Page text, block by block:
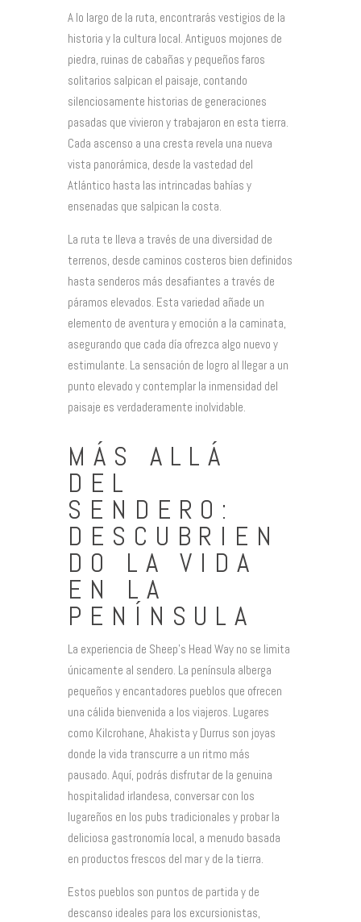
A lo largo de la ruta, encontrarás vestigios de la
historia y la cultura local. Antiguos mojones de
piedra, ruinas de cabañas y pequeños faros
solitarios salpican el paisaje, contando
silenciosamente historias de generaciones
pasadas que vivieron y trabajaron en esta tierra.
Cada ascenso a una cresta revela una nueva
vista panorámica, desde la vastedad del
Atlántico hasta las intrincadas bahías y
ensenadas que salpican la costa.
La ruta te lleva a través de una diversidad de
terrenos, desde caminos costeros bien definidos
hasta senderos más desafiantes a través de
páramos elevados. Esta variedad añade un
elemento de aventura y emoción a la caminata,
asegurando que cada día ofrezca algo nuevo y
estimulante. La sensación de logro al llegar a un
punto elevado y contemplar la inmensidad del
paisaje es verdaderamente inolvidable.
MÁS ALLÁ
DEL
SENDERO:
DESCUBRIEN
DO LA VIDA
EN LA
PENÍNSULA
La experiencia de Sheep’s Head Way no se limita
únicamente al sendero. La península alberga
pequeños y encantadores pueblos que ofrecen
una cálida bienvenida a los viajeros. Lugares
como Kilcrohane, Ahakista y Durrus son joyas
donde la vida transcurre a un ritmo más
pausado. Aquí, podrás disfrutar de la genuina
hospitalidad irlandesa, conversar con los
lugareños en los pubs tradicionales y probar la
deliciosa gastronomía local, a menudo basada
en productos frescos del mar y de la tierra.
Estos pueblos son puntos de partida y de
descanso ideales para los excursionistas,